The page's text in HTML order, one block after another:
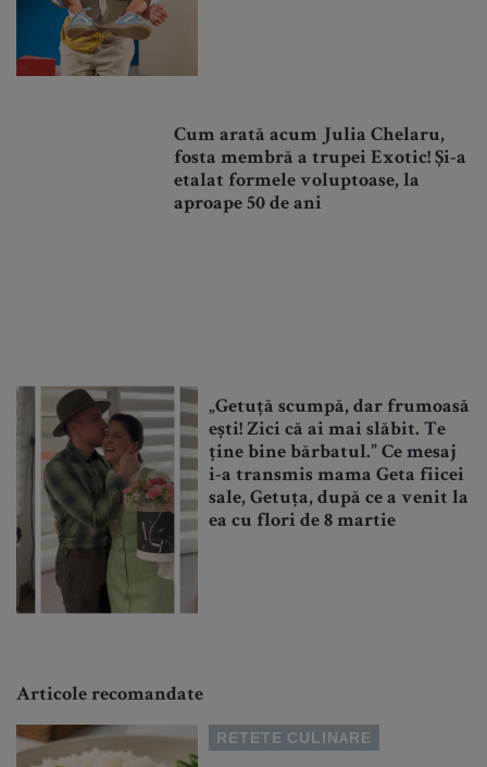
Cum arată acum Julia Chelaru,
fosta membră a trupei Exotic! Și-a
etalat formele voluptoase, la
aproape 50 de ani
„Getuță scumpă, dar frumoasă
ești! Zici că ai mai slăbit. Te
ține bine bărbatul.” Ce mesaj
i-a transmis mama Geta fiicei
sale, Getuța, după ce a venit la
ea cu flori de 8 martie
Articole recomandate
RETETE CULINARE